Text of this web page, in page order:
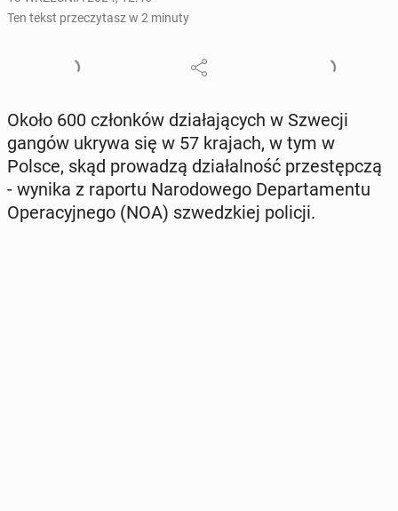
Ten tekst przeczytasz w 2 minuty
Około 600 człon­ków dzia­ła­ją­cych w Szwecji
gangów ukrywa się w 57 krajach, w tym w
Polsce, skąd pro­wa­dzą dzia­łal­ność prze­stęp­czą
- wynika z raportu Na­ro­do­we­go De­par­ta­men­tu
Ope­ra­cyj­ne­go (NOA) szwedz­kiej policji.